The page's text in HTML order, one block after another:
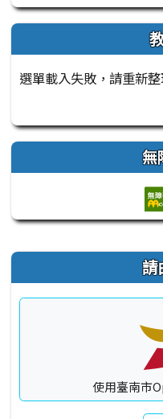
選單載入失敗，請重新整
無
右邊區域內容 請
使用臺南市